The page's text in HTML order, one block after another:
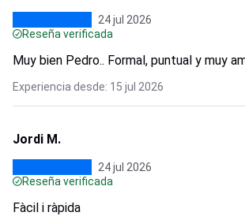
24 jul 2026
Reseña verificada
Muy bien Pedro.. Formal, puntual y muy
Experiencia desde: 15 jul 2026
Jordi M.
24 jul 2026
Reseña verificada
Fàcil i ràpida